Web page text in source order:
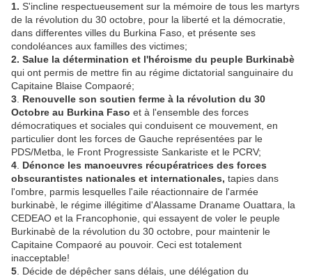
1. S'incline respectueusement sur la mémoire de tous les martyrs
de la révolution du 30 octobre, pour la liberté et la démocratie,
dans differentes villes du Burkina Faso, et présente ses
condoléances aux familles des victimes;
2. Salue la détermination et l'héroisme du peuple Burkinabè
qui ont permis de mettre fin au régime dictatorial sanguinaire du
Capitaine Blaise Compaoré;
3 Renouvelle son soutien ferme à la révolution du 30
Octobre au Burkina Faso et à l'ensemble des forces
démocratiques et sociales qui conduisent ce mouvement, en
particulier dont les forces de Gauche représentées par le
PDS/Metba, le Front Progressiste Sankariste et le PCRV;
4 Dénonce les manoeuvres récupératrices des forces
obscurantistes nationales et internationales, tapies dans
l'ombre, parmis lesquelles l'aile réactionnaire de l'armée
burkinabè, le régime illégitime d'Alassame Draname Ouattara, la
CEDEAO et la Francophonie, qui essayent de voler le peuple
Burkinabè de la révolution du 30 octobre, pour maintenir le
Capitaine Compaoré au pouvoir. Ceci est totalement
inacceptable!
5 . Décide de dépêcher sans délais, une délégation du